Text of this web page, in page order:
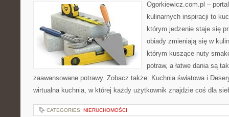
Ogorkiewicz.com.pl –
kulinarnych inspiracji to
którym jedzenie staje się
obiady zmieniają się w
którym kuszące nuty
potraw, a łatwe dania są
zaawansowane potrawy. Zobacz także: Kuchnia światowa i
wirtualna kuchnia, w której każdy użytkownik znajdzie coś dla
CATEGORIES: NIERUCHOMOŚCI